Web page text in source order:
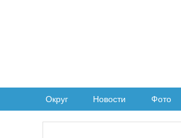
Округ Новости Фото